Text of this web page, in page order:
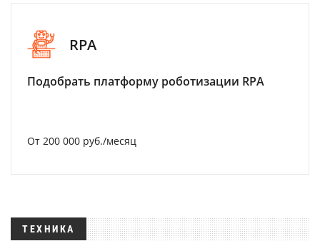
RPA
Подобрать платформу роботизации RPA
От 200 000 руб./месяц
ТЕХНИКА